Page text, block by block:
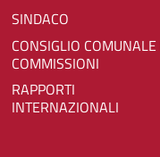
SINDACO
CONSIGLIO COMUNALE E
COMMISSIONI
RAPPORTI
INTERNAZIONALI